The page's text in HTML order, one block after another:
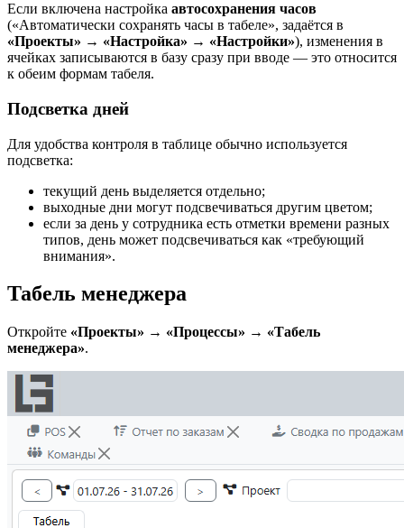
Если включена настройка автосохранения часов
(«Автоматически сохранять часы в табеле», задаётся в
«Проекты» → «Настройка» → «Настройки»), изменения в
ячейках записываются в базу сразу при вводе — это относится
к обеим формам табеля.
Подсветка дней
Для удобства контроля в таблице обычно используется
подсветка:
текущий день выделяется отдельно;
выходные дни могут подсвечиваться другим цветом;
если за день у сотрудника есть отметки времени разных
типов, день может подсвечиваться как «требующий
внимания».
Табель менеджера
Откройте «Проекты» → «Процессы» → «Табель
менеджера».